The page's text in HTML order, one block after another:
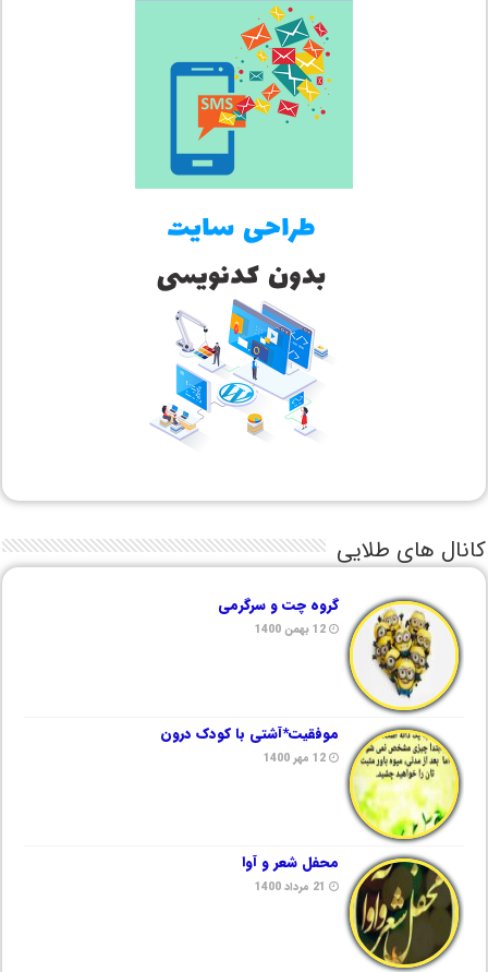
کانال های طلایی
گروه چت و سرگرمی
12 بهمن 1400
موفقیت*آشتی با کودک درون
12 مهر 1400
محفل شعر و آوا
21 مرداد 1400